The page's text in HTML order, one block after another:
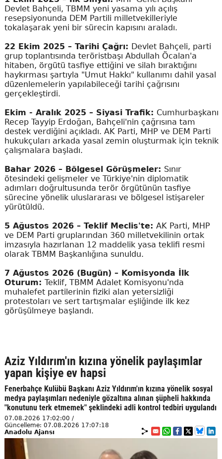
Devlet Bahçeli, TBMM yeni yasama yılı açılış
resepsiyonunda DEM Partili milletvekilleriyle
tokalaşarak yeni bir sürecin kapısını araladı.
22 Ekim 2025 – Tarihi Çağrı: Devlet Bahçeli, parti
grup toplantısında teröristbaşı Abdullah Öcalan'a
hitaben, örgütü tasfiye ettiğini ve silah bıraktığını
haykırması şartıyla "Umut Hakkı" kullanımı dahil yasal
düzenlemelerin yapılabileceği tarihi çağrısını
gerçekleştirdi.
Ekim - Aralık 2025 – Siyasi Trafik: Cumhurbaşkanı
Recep Tayyip Erdoğan, Bahçeli'nin çağrısına tam
destek verdiğini açıkladı. AK Parti, MHP ve DEM Parti
hukukçuları arkada yasal zemin oluşturmak için teknik
çalışmalara başladı.
Bahar 2026 – Bölgesel Görüşmeler: Sınır
ötesindeki gelişmeler ve Türkiye'nin diplomatik
adımları doğrultusunda terör örgütünün tasfiye
sürecine yönelik uluslararası ve bölgesel istişareler
yürütüldü.
5 Ağustos 2026 – Teklif Meclis'te: AK Parti, MHP
ve DEM Parti gruplarından 360 milletvekilinin ortak
imzasıyla hazırlanan 12 maddelik yasa teklifi resmi
olarak TBMM Başkanlığına sunuldu.
7 Ağustos 2026 (Bugün) – Komisyonda İlk
Oturum: Teklif, TBMM Adalet Komisyonu'nda
muhalefet partilerinin fiziki alan yetersizliği
protestoları ve sert tartışmalar eşliğinde ilk kez
görüşülmeye başlandı.
Aziz Yıldırım'ın kızına yönelik paylaşımlar
yapan kişiye ev hapsi
Fenerbahçe Kulübü Başkanı Aziz Yıldırım'ın kızına yönelik sosyal
medya paylaşımları nedeniyle gözaltına alınan şüpheli hakkında
"konutunu terk etmemek" şeklindeki adli kontrol tedbiri uygulandı
07.08.2026 17:02:00 /
Güncelleme: 07.08.2026 17:07:18
Anadolu Ajansı